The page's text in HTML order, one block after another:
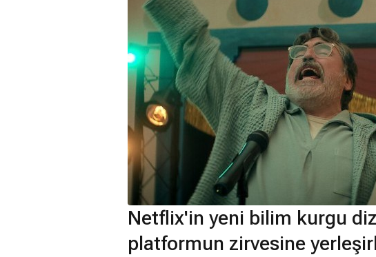
Netflix'in yeni bilim kurgu
platformun zirvesine